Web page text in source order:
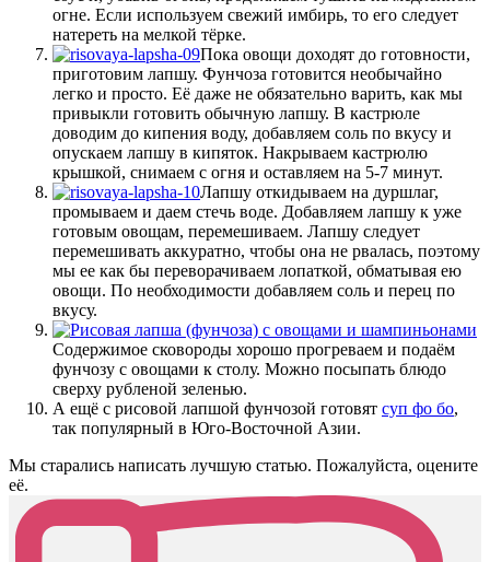
огне. Если используем свежий имбирь, то его следует
натереть на мелкой тёрке.
Пока овощи доходят до готовности,
приготовим лапшу. Фунчоза готовится необычайно
легко и просто. Её даже не обязательно варить, как мы
привыкли готовить обычную лапшу. В кастрюле
доводим до кипения воду, добавляем соль по вкусу и
опускаем лапшу в кипяток. Накрываем кастрюлю
крышкой, снимаем с огня и оставляем на 5-7 минут.
Лапшу откидываем на дуршлаг,
промываем и даем стечь воде. Добавляем лапшу к уже
готовым овощам, перемешиваем. Лапшу следует
перемешивать аккуратно, чтобы она не рвалась, поэтому
мы ее как бы переворачиваем лопаткой, обматывая ею
овощи. По необходимости добавляем соль и перец по
вкусу.
Содержимое сковороды хорошо прогреваем и подаём
фунчозу с овощами к столу. Можно посыпать блюдо
сверху рубленой зеленью.
А ещё с рисовой лапшой фунчозой готовят суп фо бо,
так популярный в Юго-Восточной Азии.
Мы старались написать лучшую статью. Пожалуйста, оцените
её.